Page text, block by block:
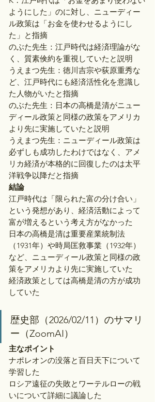
ようにした」のに対し、ニューディー
ル政策は「お金を使わせるようにし
た」と指摘
のぶた先生：江戸時代は経済理論がな
く、質素倹約を重視していたと説明
うえまつ先生：徳川吉宗や荻原重秀な
ど、江戸時代にも経済活性化を意識し
た人物がいたと指摘
のぶた先生：日本の高橋是清がニュー
ディール政策と同様の政策をアメリカ
より先に実施していたと説明
うえまつ先生：ニューディール政策は
必ずしも成功したわけではなく、アメ
リカ経済が本格的に回復したのは太平
洋戦争以降だと指摘
結論
江戸時代は「限られた富の分け合い」
という発想があり、経済活動によって
富が増えるという考え方がなかった
日本の高橋是清は重要産業統制法
（1931年）や時局匡救事業（1932年）
など、ニューディール政策と同様の政
策をアメリカより先に実施していた
経済政策としては高橋是清の方が成功
していた
歴史部（2026/02/11）のサマリ
ー（ZoomAI）
主なポイント
ナポレオンの没落と百日天下について
学習した
ロシア遠征の失敗とワーテルローの戦
いについて詳細に議論した